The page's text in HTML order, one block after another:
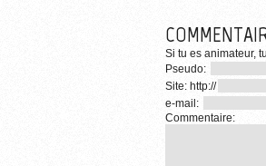
Si tu es animateur,
Pseudo:
Site: http://
e-mail:
Commentaire: